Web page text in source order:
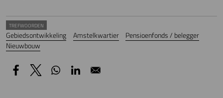
TREFWOORDEN
Gebiedsontwikkeling Amstelkwartier
Pensioenfonds / belegger
Nieuwbouw